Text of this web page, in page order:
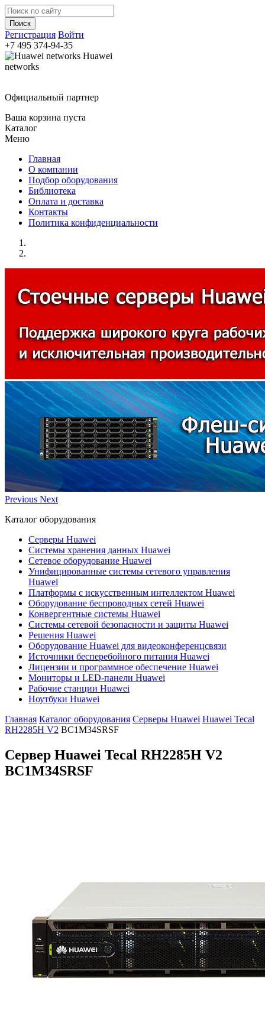
Регистрация Войти
+7 495 374-94-35
Huawei
networks
Официальный партнер
Ваша корзина пуста
Каталог
Меню
Главная
О компании
Подбор оборудования
Библиотека
Оплата и доставка
Контакты
Политика конфиденциальности
Previous Next
Каталог оборудования
Серверы Huawei
Системы хранения данных Huawei
Сетевое оборудование Huawei
Унифицированные системы сетевого управления
Huawei
Платформы с искусственным интеллектом Huawei
Оборудование беспроводных сетей Huawei
Конвергентные системы Huawei
Системы сетевой безопасности и защиты Huawei
Решения Huawei
Оборудование Huawei для видеоконференцсвязи
Источники бесперебойного питания Huawei
Лицензии и программное обеспечение Huawei
Мониторы и LED-панели Huawei
Рабочие станции Huawei
Ноутбуки Huawei
Главная Каталог оборудования Серверы Huawei Huawei Tecal
RH2285H V2 BC1M34SRSF
Сервер Huawei Tecal RH2285H V2
BC1M34SRSF